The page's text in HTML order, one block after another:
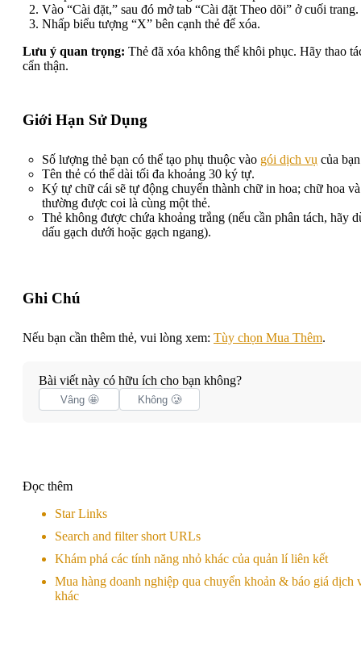
Vào “Cài đặt,” sau đó mở tab “Cài đặt Theo dõi” ở cuối trang.
Nhấp biểu tượng “X” bên cạnh thẻ để xóa.
Lưu ý quan trọng: Thẻ đã xóa không thể khôi phục. Hãy thao
cẩn thận.
Giới Hạn Sử Dụng
Số lượng thẻ bạn có thể tạo phụ thuộc vào gói dịch vụ của
Tên thẻ có thể dài tối đa khoảng 30 ký tự.
Ký tự chữ cái sẽ tự động chuyển thành chữ in hoa; chữ hoa
thường được coi là cùng một thẻ.
Thẻ không được chứa khoảng trắng (nếu cần phân tách, hãy
dấu gạch dưới hoặc gạch ngang).
Ghi Chú
Nếu bạn cần thêm thẻ, vui lòng xem: Tùy chọn Mua Thêm.
Bài viết này có hữu ích cho bạn không?
Vâng 🤩 Không 🥲
Đọc thêm
Star Links
Search and filter short URLs
Khám phá các tính năng nhỏ khác của quản lí liên kết
Mua hàng doanh nghiệp qua chuyển khoản & báo giá dịch
khác